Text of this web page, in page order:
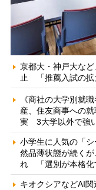
京都大・神戸大な
止 「推薦入試の拡
《商社の大学別就
産、住友商事への
実 3大学以外で強
小学生に人気の「
然品薄状態が続く
れ 「選別が本格化
キオクシアなどAI関